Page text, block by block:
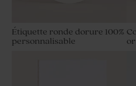
Étiquette ronde dorure 100%
personnalisable